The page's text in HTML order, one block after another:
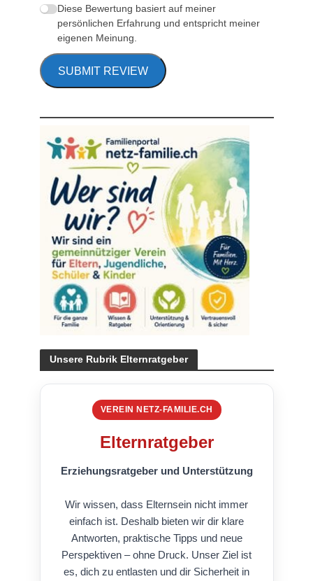
Diese Bewertung basiert auf meiner
persönlichen Erfahrung und entspricht meiner
eigenen Meinung.
SUBMIT REVIEW
Unsere Rubrik Elternratgeber
VEREIN NETZ-FAMILIE.CH
Elternratgeber
Erziehungsratgeber und Unterstützung
Wir wissen, dass Elternsein nicht immer
einfach ist. Deshalb bieten wir dir klare
Antworten, praktische Tipps und neue
Perspektiven – ohne Druck. Unser Ziel ist
es, dich zu entlasten und dir Sicherheit in